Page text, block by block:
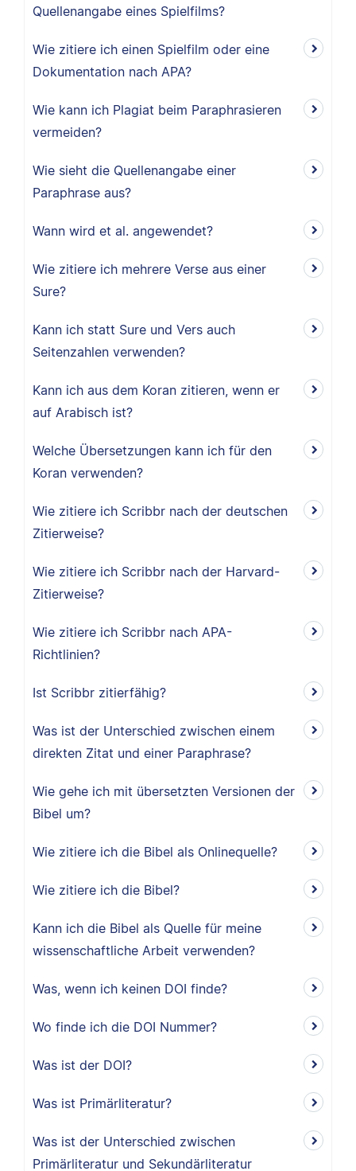
Quellenangabe eines Spielfilms?
Wie zitiere ich einen Spielfilm oder eine
Dokumentation nach APA?
Wie kann ich Plagiat beim Paraphrasieren
vermeiden?
Wie sieht die Quellenangabe einer
Paraphrase aus?
Wann wird et al. angewendet?
Wie zitiere ich mehrere Verse aus einer
Sure?
Kann ich statt Sure und Vers auch
Seitenzahlen verwenden?
Kann ich aus dem Koran zitieren, wenn er
auf Arabisch ist?
Welche Übersetzungen kann ich für den
Koran verwenden?
Wie zitiere ich Scribbr nach der deutschen
Zitierweise?
Wie zitiere ich Scribbr nach der Harvard-
Zitierweise?
Wie zitiere ich Scribbr nach APA-
Richtlinien?
Ist Scribbr zitierfähig?
Was ist der Unterschied zwischen einem
direkten Zitat und einer Paraphrase?
Wie gehe ich mit übersetzten Versionen der
Bibel um?
Wie zitiere ich die Bibel als Onlinequelle?
Wie zitiere ich die Bibel?
Kann ich die Bibel als Quelle für meine
wissenschaftliche Arbeit verwenden?
Was, wenn ich keinen DOI finde?
Wo finde ich die DOI Nummer?
Was ist der DOI?
Was ist Primärliteratur?
Was ist der Unterschied zwischen
Primärliteratur und Sekundärliteratur